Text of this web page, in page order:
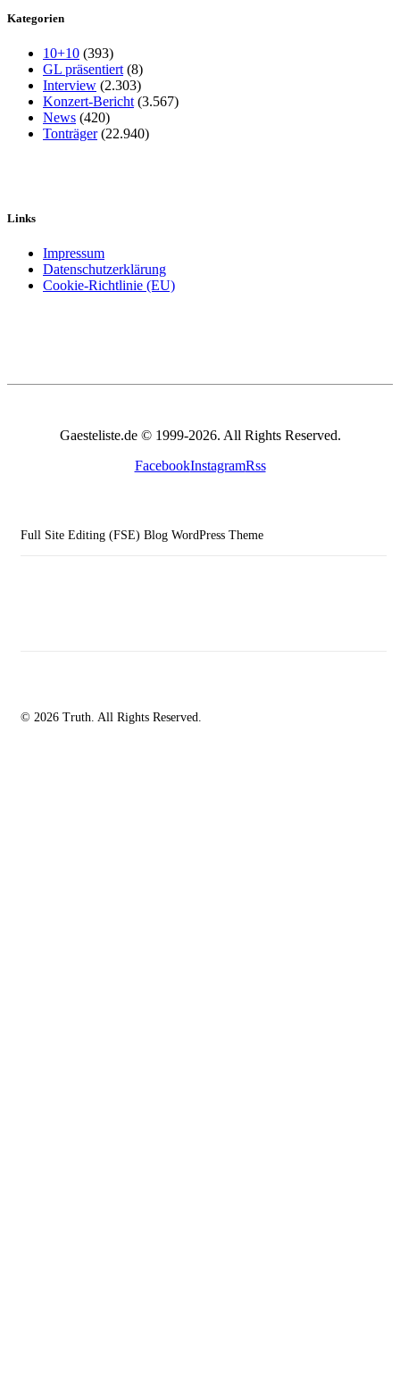
Kategorien
10+10 (393)
GL präsentiert (8)
Interview (2.303)
Konzert-Bericht (3.567)
News (420)
Tonträger(22.940)
Links
Impressum
Datenschutzerklärung
Cookie-Richtlinie (EU)
Gaesteliste.de © 1999-2026. All Rights Reserved.
FacebookInstagramRss
Full Site Editing (FSE) Blog WordPress Theme
© 2026 Truth. All Rights Reserved.